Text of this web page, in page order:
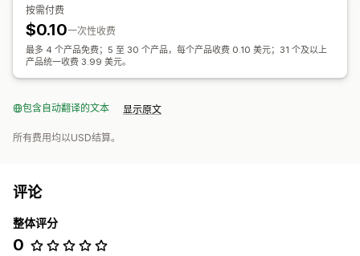
按需付费
$0.10一次性收费
最多 4 个产品免费；5 至 30 个产品，每个产品收费 0.10 美元；31 个及以上
产品统一收费 3.99 美元。
包含自动翻译的文本 显示原文
所有费用均以USD结算。
评论
整体评分
0